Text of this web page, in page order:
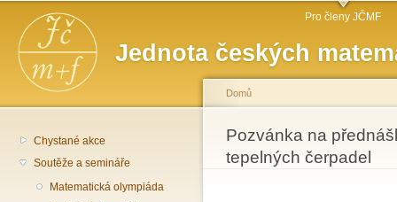
Jednota českých
Hlavní menu Pro členy JČMF
Chystané akce
Soutěže a semináře
Matematická olympiáda
Jste zde
Domů
Pozvánka na
tepelných čerpadel